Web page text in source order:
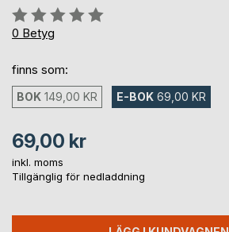
Betyg::
0%
0 Betyg
finns som:
BOK 149,00 KR E-BOK 69,00 KR
69,00 kr
inkl. moms
Tillgänglig för nedladdning